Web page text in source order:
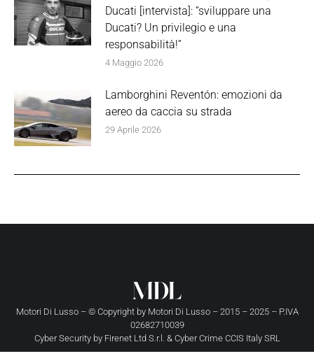
Ducati [intervista]: “sviluppare una
Ducati? Un privilegio e una
responsabilità!”
4 Maggio 2026
Lamborghini Reventón: emozioni da
aereo da caccia su strada
29 Aprile 2026
Motori Di Lusso – © Copyright by Motori Di Lusso– 2015 – 2025 – P.IVA
02682710039
Cyber Security by Firenet Ltd S.r.l. & Cyber Crime CCIS Italy SRL